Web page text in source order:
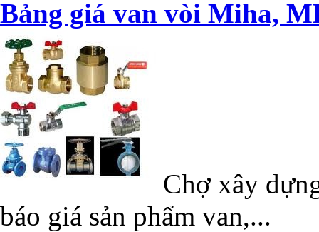
Bảng giá van vòi Miha,
Chợ xây
báo giá sản phẩm van,...